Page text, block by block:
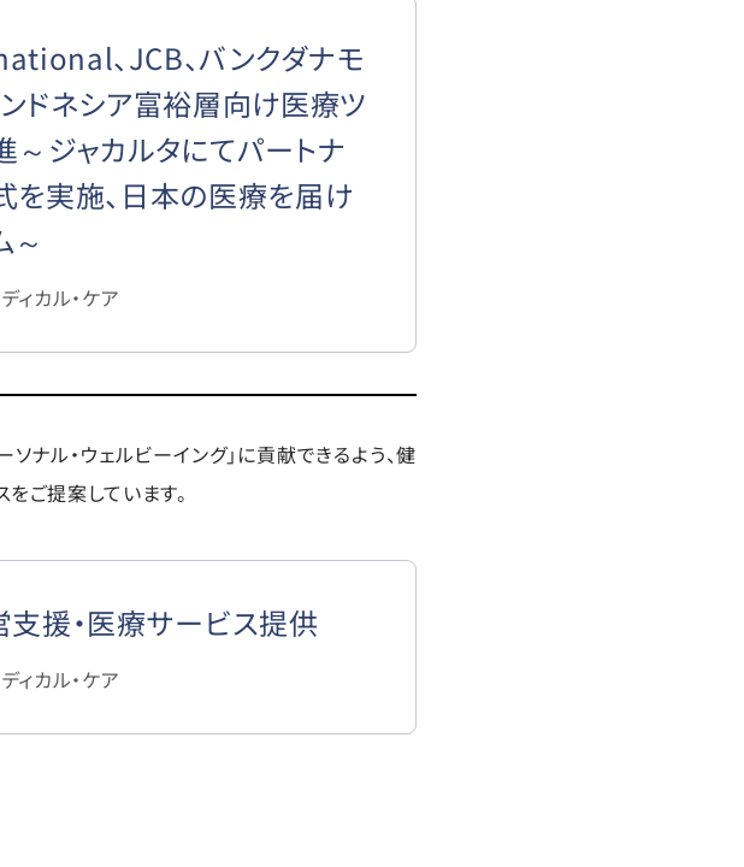
、JCB、バンクダナモ
ンドネシア富裕層向け医療ツ
～ジャカルタにてパートナ
を実施、日本の医療を届け
～
ィカル・ケア
ナル・ウェルビーイング」に貢献できるよう、健
ご提案しています。
支援・医療サービス提供
ィカル・ケア